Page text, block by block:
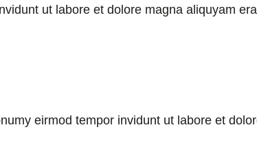
ut labore et dolore magna aliquyam
eirmod tempor invidunt ut labore et